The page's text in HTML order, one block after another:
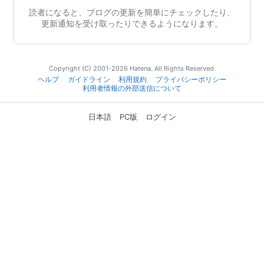
読者になると、ブログの更新を簡単にチェックしたり、
更新通知を受け取ったりできるようになります。
Copyright (C) 2001-2026 Hatena. All Rights Reserved.
ヘルプ
ガイドライン 利用規約
プライバシーポリシー
利用者情報の外部送信について
日本語 PC版 ログイン